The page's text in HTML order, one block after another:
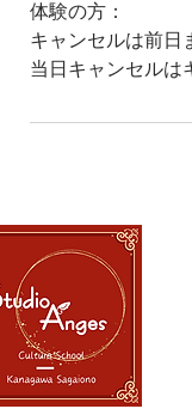
体験の方：
キャンセルは前日
当日キャンセルは